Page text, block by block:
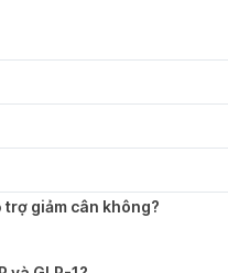
trợ giảm cân không?